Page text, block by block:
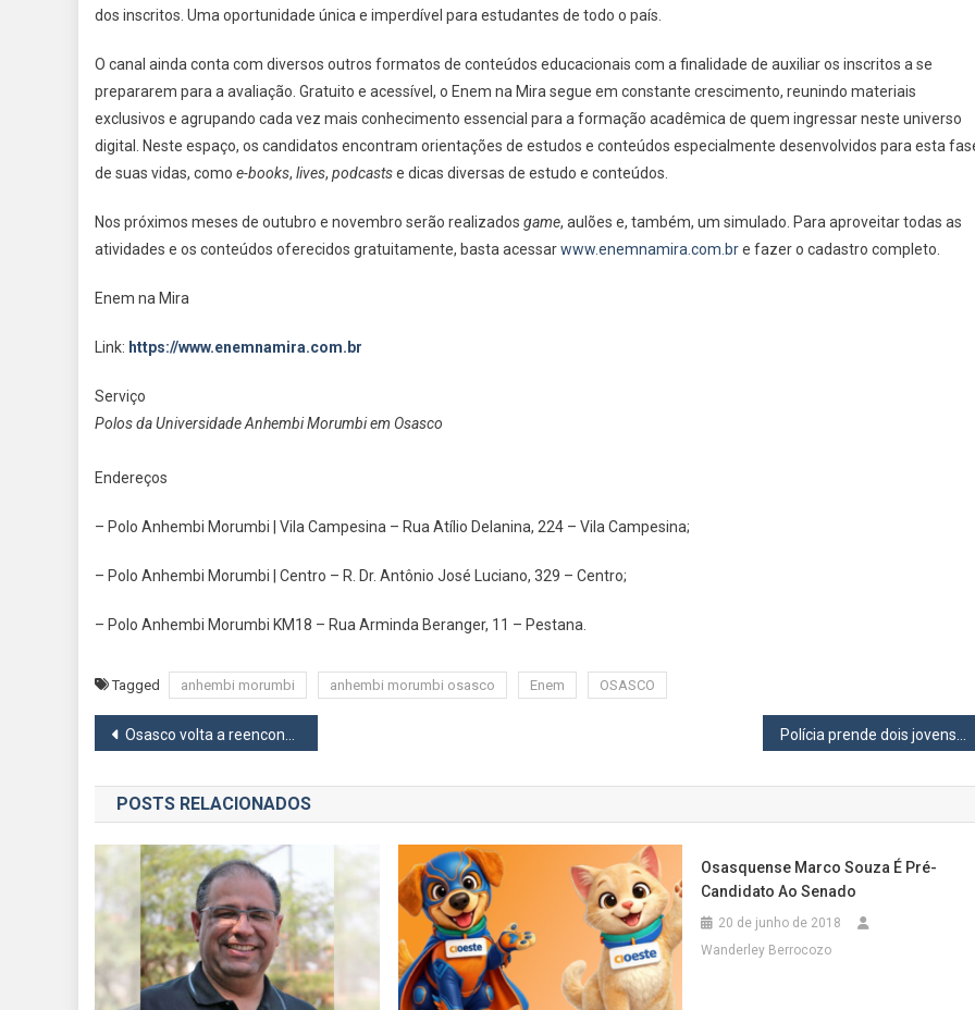
dos inscritos. Uma oportunidade única e imperdível para estudantes de todo o país.
O canal ainda conta com diversos outros formatos de conteúdos educacionais com a finalidade de auxiliar os inscritos a se
prepararem para a avaliação. Gratuito e acessível, o Enem na Mira segue em constante crescimento, reunindo materiais
exclusivos e agrupando cada vez mais conhecimento essencial para a formação acadêmica de quem ingressar neste universo
digital. Neste espaço, os candidatos encontram orientações de estudos e conteúdos especialmente desenvolvidos para esta
de suas vidas, como e-books, lives, podcastse dicas diversas de estudo e conteúdos.
Nos próximos meses de outubro e novembro serão realizados game, aulões e, também, um simulado. Para aproveitar todas as
atividades e os conteúdos oferecidos gratuitamente, basta acessarwww.enemnamira.com.bre fazer o cadastro completo.
Enem na Mira
Link: https://www.enemnamira.com.br
Serviço
Polos da Universidade Anhembi Morumbi em Osasco
Endereços
– Polo Anhembi Morumbi | Vila Campesina – Rua Atílio Delanina, 224 – Vila Campesina;
– Polo Anhembi Morumbi | Centro – R. Dr. Antônio José Luciano, 329 – Centro;
– Polo Anhembi Morumbi KM18 – Rua Arminda Beranger, 11 – Pestana.
Tagged anhembi morumbi anhembi morumbi osasco Enem OSASCO
Navegação
de
Post
Osasco volta a reencontrar a torcida no ginásio José Liberatti nesta terça, 5, pelo Campeonato Paulista
POSTS RELACIONADOS
Osasquense Marco Souza É Pré-
Candidato Ao Senado
20 de junho de 2018
Wanderley Berrocozo